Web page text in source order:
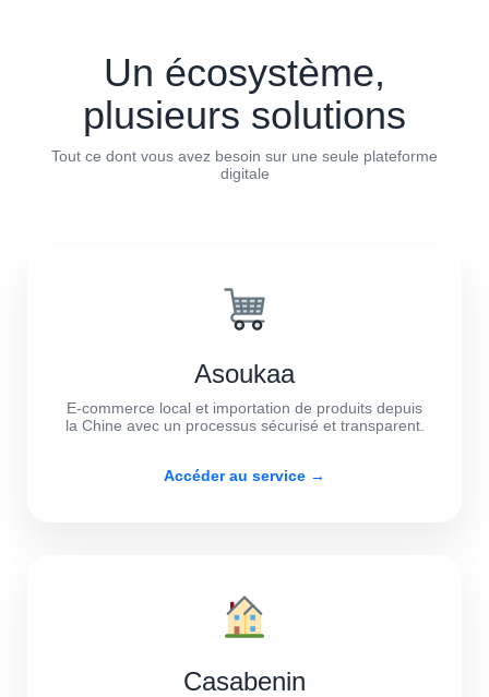
Un écosystème,
plusieurs solutions
Tout ce dont vous avez besoin sur une seule plateforme
digitale
Asoukaa
E-commerce local et importation de produits depuis
la Chine avec un processus sécurisé et transparent.
Accéder au service →
Casabenin